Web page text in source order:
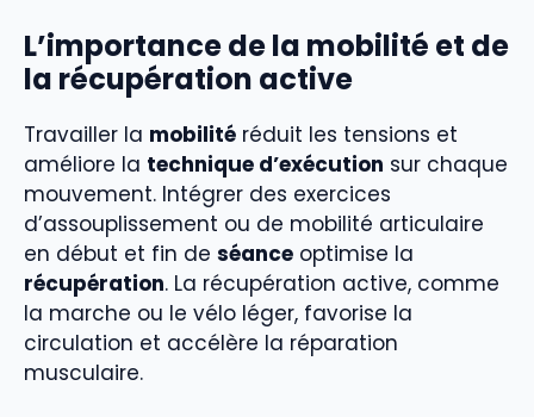
L’importance de la mobilité et de
la récupération active
Travailler la mobilité réduit les tensions et
améliore la technique d’exécution sur chaque
mouvement. Intégrer des exercices
d’assouplissement ou de mobilité articulaire
en début et fin de séance optimise la
récupération. La récupération active, comme
la marche ou le vélo léger, favorise la
circulation et accélère la réparation
musculaire.